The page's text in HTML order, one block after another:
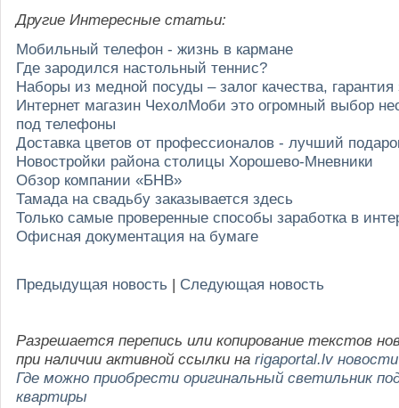
Другие Интересные статьи:
Мобильный телефон - жизнь в кармане
Где зародился настольный теннис?
Наборы из медной посуды – залог качества, гарантия
Интернет магазин ЧехолМоби это огромный выбор
под телефоны
Доставка цветов от профессионалов - лучший
Новостройки района столицы Хорошево-Мневники
Обзор компании «БНВ»
Тамада на свадьбу заказывается здесь
Только самые проверенные способы заработка в
Офисная документация на бумаге
Предыдущая новость | Следующая новость
Разрешается перепись или копирование текстов
при наличии активной ссылки на rigaportal.lv новости
Где можно приобрести оригинальный светильник
квартиры